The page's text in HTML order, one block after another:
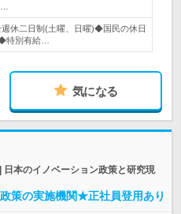
休二日制(土曜、日曜)◆国民の休日
特別有給…
気になる
本のイノベーション政策と研究現
策の実施機関★正社員登用あり